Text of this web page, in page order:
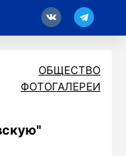
ОБЩЕСТВО
ФОТОГАЛЕРЕИ